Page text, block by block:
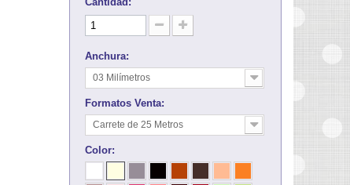
Anchura:
03 Milímetros
Formatos Venta:
Carrete de 25 Metros
Color: